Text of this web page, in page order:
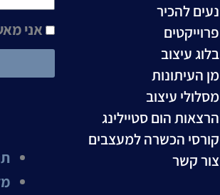
נעים להכיר
פרוייקטים
בלוג עיצוב
מן העיתונות
מסלולי עיצוב
הרצאות הום סטיילינג
קורסי הכשרה למעצבים
צור קשר
אני